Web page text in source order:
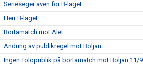
Serieseger även för B-laget
Herr B-laget
Bortamatch mot Alet
Ändring av publikregel mot Böljan
Ingen Tölöpublik på bortamatch mot Böljan 11/9